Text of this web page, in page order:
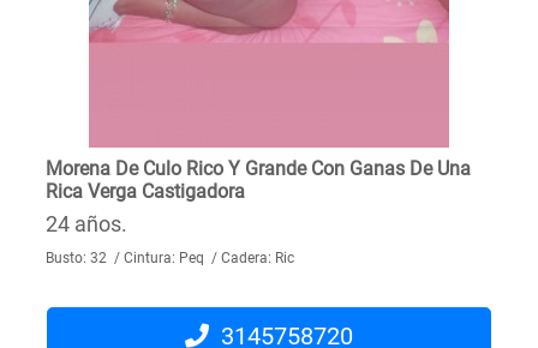
Morena De Culo Rico Y Grande Con Ganas De Una
Rica Verga Castigadora
24 años.
Busto: 32 / Cintura: Peq / Cadera: Ric
3145758720